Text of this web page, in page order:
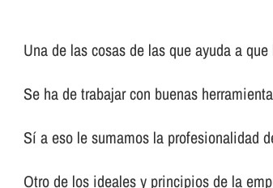
Una de las cosas de las que ayuda a
Se ha de trabajar con buenas
Sí­ a eso le sumamos la profesionalidad
Otro de los ideales y principios de la